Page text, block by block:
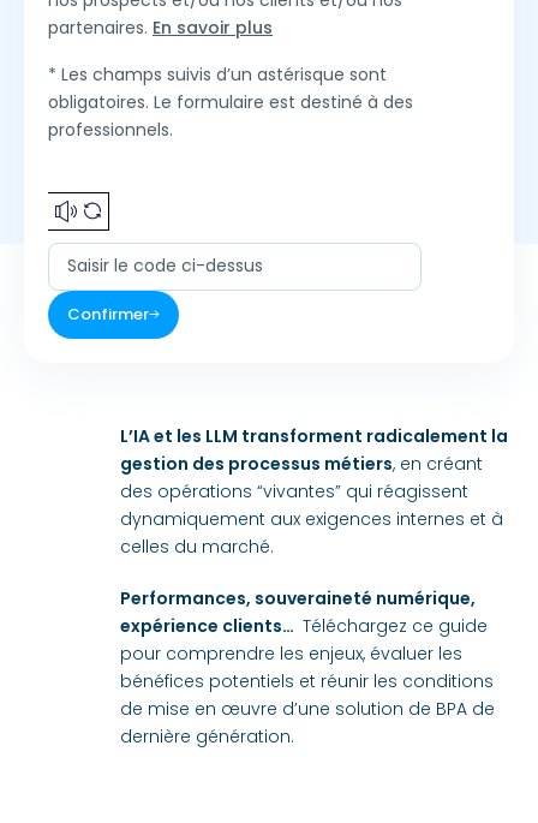
partenaires. En savoir plus
* Les champs suivis d’un astérisque sont
obligatoires. Le formulaire est destiné à des
professionnels.
Confirmer
L’IA et les LLM transforment radicalement la
gestion des processus métiers, en créant
des opérations “vivantes” qui réagissent
dynamiquement aux exigences internes et à
celles du marché.
Performances, souveraineté numérique,
expérience clients… Téléchargez ce guide
pour comprendre les enjeux, évaluer les
bénéfices potentiels et réunir les conditions
de mise en œuvre d’une solution de BPA de
dernière génération.